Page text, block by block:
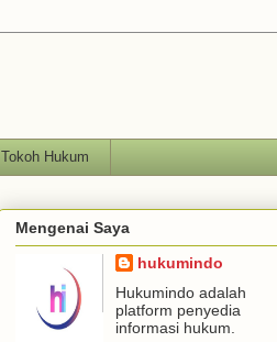
Tokoh Hukum
Mengenai Saya
hukumindo
Hukumindo adalah
platform penyedia
informasi hukum.